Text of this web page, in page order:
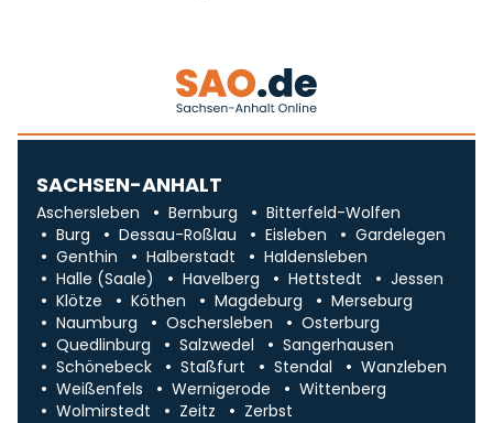
SACHSEN-ANHALT
Aschersleben Bernburg
Bitterfeld-Wolfen
Burg
Dessau-Roßlau Eisleben
Gardelegen
Genthin
Halberstadt
Haldensleben
Halle (Saale)
Havelberg Hettstedt
Jessen
Klötze
Köthen Magdeburg
Merseburg
Naumburg
Oschersleben
Osterburg
Quedlinburg
Salzwedel
Sangerhausen
Schönebeck
Staßfurt Stendal
Wanzleben
Weißenfels
Wernigerode
Wittenberg
Wolmirstedt
Zeitz Zerbst